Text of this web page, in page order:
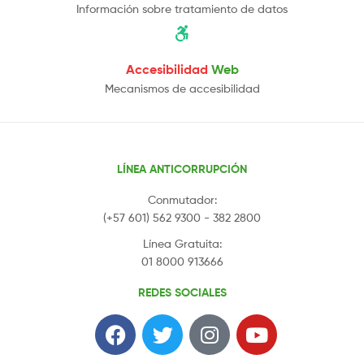
Información sobre tratamiento de datos
Accesibilidad Web
Mecanismos de accesibilidad
LÍNEA ANTICORRUPCIÓN
Conmutador:
(+57 601) 562 9300 - 382 2800
Línea Gratuita:
01 8000 913666
REDES SOCIALES